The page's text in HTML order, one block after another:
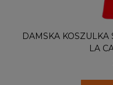
DAMSKA
LA